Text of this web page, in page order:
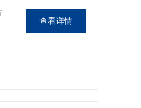
查看详情